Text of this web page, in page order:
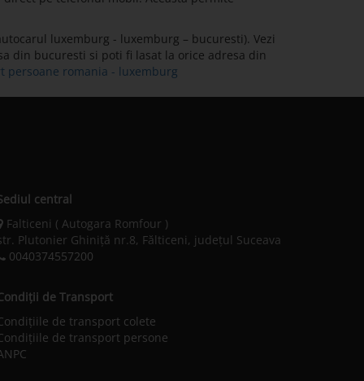
luxemburg - luxemburg – bucuresti). Vezi
din bucuresti si poti fi lasat la orice adresa din
persoane romania - luxemburg
central
Falticeni ( Autogara Romfour )
Plutonier Ghiniţă nr.8, Fălticeni, judeţul Suceava
0040374557200
de Transport
de transport colete
de transport persone